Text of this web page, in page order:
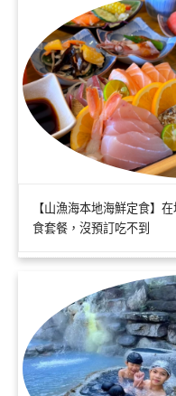
【山漁海本地海鮮定食】
食套餐，沒預訂吃不到